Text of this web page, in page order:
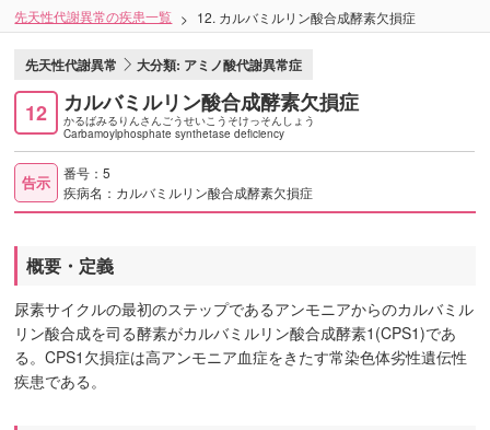
先天性代謝異常の疾患一覧 12. カルバミルリン酸合成酵素欠損症
先天性代謝異常 大分類: アミノ酸代謝異常症
12 カルバミルリン酸合成酵素欠損症
かるばみるりんさんごうせいこうそけっそんしょう
Carbamoylphosphate synthetase deficiency
告示
番号：5
疾病名：カルバミルリン酸合成酵素欠損症
概要・定義
尿素サイクルの最初のステップであるアンモニアからのカルバミル
リン酸合成を司る酵素がカルバミルリン酸合成酵素1(CPS1)であ
る。CPS1欠損症は高アンモニア血症をきたす常染色体劣性遺伝性
疾患である。